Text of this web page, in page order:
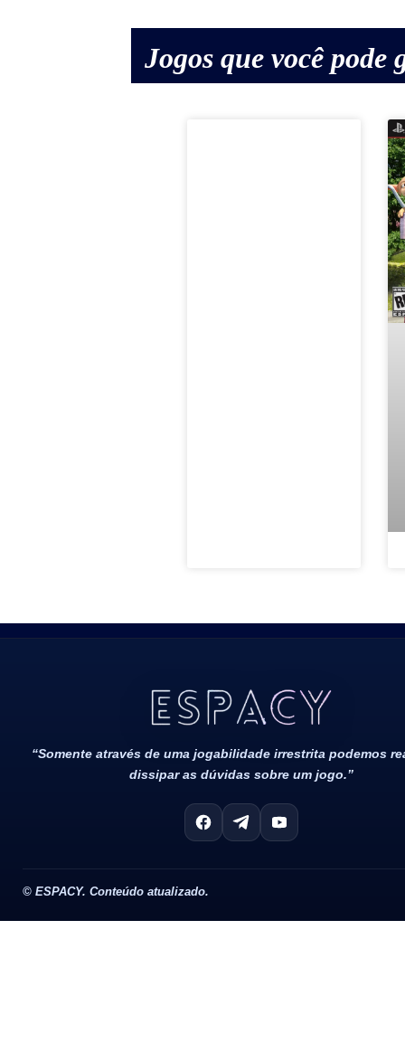
Jogos que você pode
“Somente através de uma jogabilidade irrestrita podemos
dissipar as dúvidas sobre um jogo.”
© ESPACY. Conteúdo atualizado.